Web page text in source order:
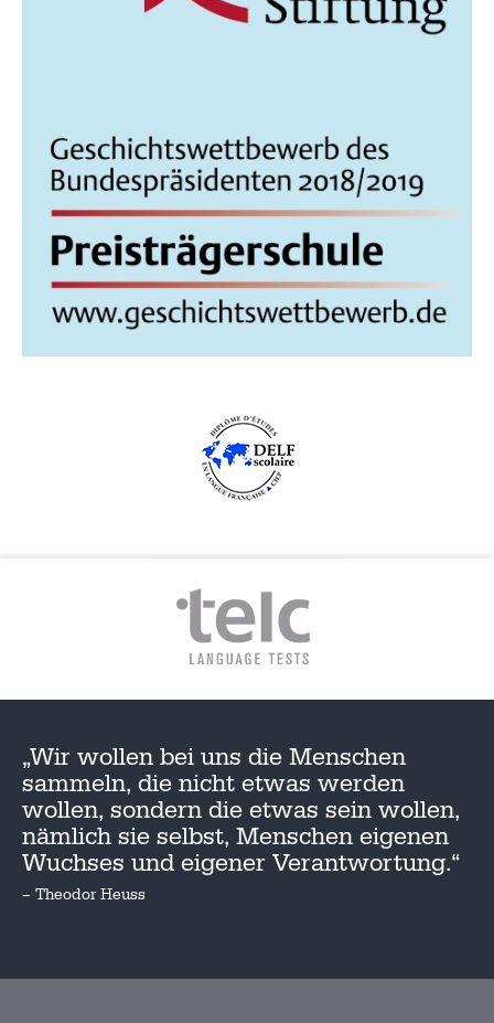
„Wir wollen bei uns die Menschen
sammeln, die nicht etwas werden
wollen, sondern die etwas sein wollen,
nämlich sie selbst, Menschen eigenen
Wuchses und eigener Verantwortung.“
– Theodor Heuss